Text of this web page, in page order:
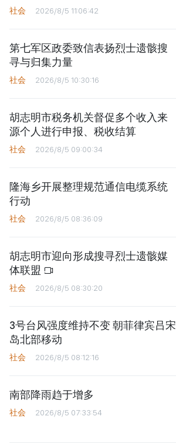
社会 2026/8/5 11:06:42
第七军区政委致信表扬烈士遗骸搜
寻与归集力量
社会 2026/8/5 10:30:16
胡志明市税务机关督促多个收入来
源个人进行申报、税收结算
社会 2026/8/5 09:00:34
隆海乡开展整理规范通信电缆系统
行动
社会 2026/8/5 08:36:09
胡志明市迎向形成搜寻烈士遗骸媒
体联盟
社会 2026/8/5 08:30:20
3号台风强度维持不变 朝菲律宾吕宋
岛北部移动
社会 2026/8/5 08:12:16
南部降雨趋于增多
社会 2026/8/5 07:33:54